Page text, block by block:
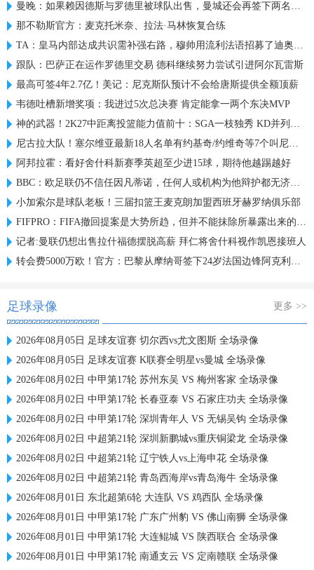
曼晚：如果赖因德斯与罗德里被球队出售，曼城还会再签下两名中场
那不勒斯官方：麦克托米奈、拉法·马林恢复合练
TA：皇马内部达成共识需补强右路，穆帅用流利法语招募了迪奥曼德
跟队：巴萨正在运作罗德里交易 德科继续努力尝试引进阿尔瓦雷斯
最高可签4年2.7亿！美记：尼克斯队预计不会给唐斯提供全额顶薪
韦德吐槽新增奖项：我进过5次总决赛 肯定能拿一两个东决MVP
神的武器！2K27中距离投篮能力值前十：SGA一枝独秀 KD并列第三
尼古拉大队！塞尔维亚最新18人名单有约基奇/约维奇等7个叫尼古拉
阿邦拉霍：看好舍什科新赛季英超至少进15球，期待他越踢越好
BBC：欧足联仍不信任因凡蒂诺，任何人或机构为他辩护都无济于事
小加索尔是球队老板！三届扣篮王麦克朗加盟西班牙赫罗纳俱乐部
FIFPRO：FIFA撤回提案是大势所趋，但并不能抹除所暴露出来的问题
记者:曼联仍想出售拉什福德摆脱高薪 拜仁将舍什科视作凯恩接班人
转会费5000万欧！官方：巴黎从摩纳哥签下24岁法国边锋阿克利乌什
足球录像 更多 >>
2026年08月05日 足球友谊赛 切尔西vs尤文图斯 全场录像
2026年08月05日 足球友谊赛 K联赛全明星vs曼城 全场录像
2026年08月02日 中甲第17轮 苏州东吴 VS 梅州客家 全场录像
2026年08月02日 中甲第17轮 长春亚泰 VS 石家庄功夫 全场录像
2026年08月02日 中甲第17轮 深圳青年人 VS 无锡吴钩 全场录像
2026年08月02日 中超第21轮 深圳新鹏城vs重庆铜梁龙 全场录像
2026年08月02日 中超第21轮 辽宁铁人vs上海申花 全场录像
2026年08月02日 中超第21轮 青岛西海岸vs青岛海牛 全场录像
2026年08月01日 东北超第6轮 大连队 VS 鸡西队 全场录像
2026年08月01日 中甲第17轮 广东广州豹 VS 佛山南狮 全场录像
2026年08月01日 中甲第17轮 大连鲲城 VS 陕西联合 全场录像
2026年08月01日 中甲第17轮 南通支云 VS 定南赣联 全场录像